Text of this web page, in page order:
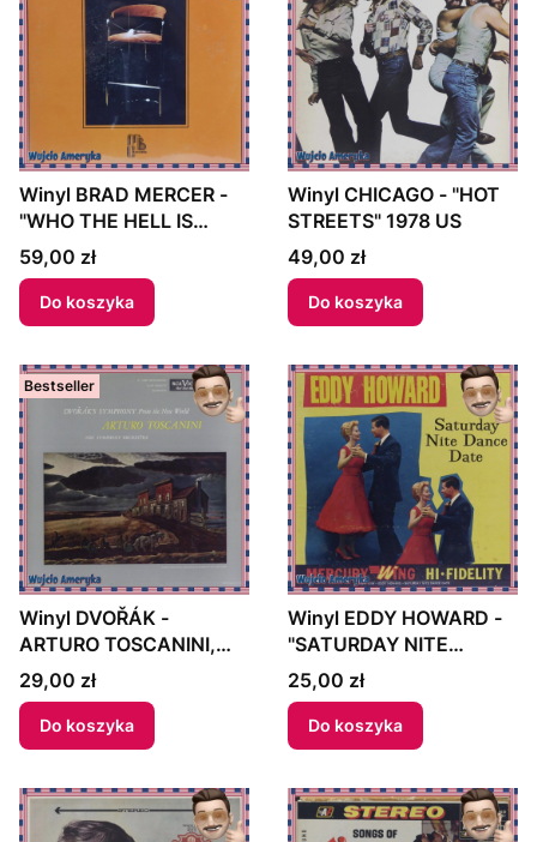
Winyl BRAD MERCER -
"WHO THE HELL IS
Cena
59,00 zł
Do koszyka
Winyl CHICAGO - "HOT
STREETS" 1978 US
Cena
49,00 zł
Do koszyka
Bestseller
Winyl DVOŘÁK -
ARTURO TOSCANINI,
NBC SYMPHONY
ORCHESTRA -
"DVORAK'S SYMPHONY
- FROM THE NEW
Cena
29,00 zł
Do koszyka
Winyl EDDY HOWARD -
"SATURDAY NITE
Cena
25,00 zł
Do koszyka